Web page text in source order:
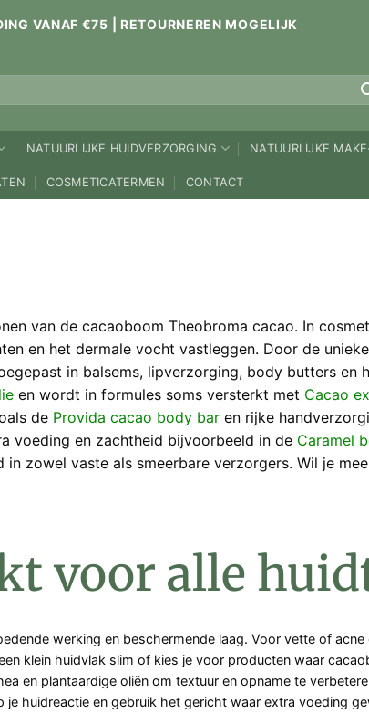
VANAF €75 | RETOURNEREN MOGELIJK
NATUURLIJKE HUIDVERZORGING NATUURLIJKE
COSMETICATERMEN CONTACT
van de cacaoboom Theobroma cacao. In
en het dermale vocht vastleggen. Door de
in balsems, lipverzorging, body butters en
en wordt in formules soms versterkt met Cacao
de Provida cacao body bar en rijke
voeding en zachtheid bijvoorbeeld in de Caramel
zowel vaste als smeerbare verzorgers. Wil je
voor alle
werking en beschermende laag. Voor vette of
klein huidvlak slim of kies je voor producten waar
en plantaardige oliën om textuur en opname te
je huidreactie en gebruik het gericht waar extra voeding